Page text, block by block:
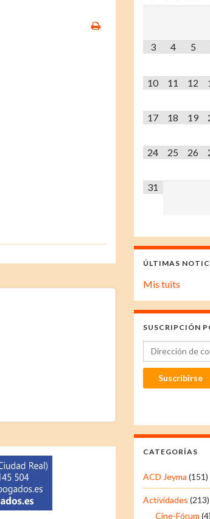
3 4 5
10 11 12
17 18 19
24 25 26
31
ÚLTIMAS
Mis tuits
SUSCRIPCIÓN
Dirección de
Suscribirse
CATEGORÍAS
ACD Jeyma (151)
Actividades (213)
Cine-Fórum (4)